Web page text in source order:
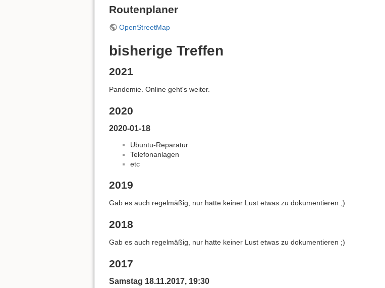
Routenplaner
OpenStreetMap
bisherige Treffen
2021
Pandemie. Online geht's weiter.
2020
2020-01-18
Ubuntu-Reparatur
Telefonanlagen
etc
2019
Gab es auch regelmäßig, nur hatte keiner Lust etwas zu dokumentieren ;)
2018
Gab es auch regelmäßig, nur hatte keiner Lust etwas zu dokumentieren ;)
2017
Samstag 18.11.2017, 19:30